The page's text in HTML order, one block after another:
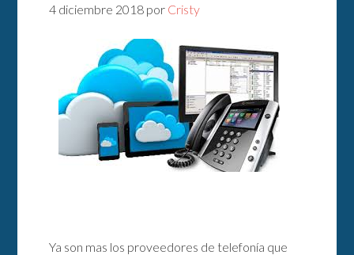
4 diciembre 2018 por Cristy
Ya son mas los proveedores de telefonía que